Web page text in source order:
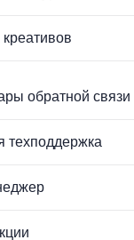
обратной связи
техподдержка